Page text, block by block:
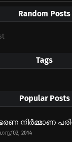
Random Posts
Tags
Popular Posts
നിര്‍മ്മാണ
02, 2014